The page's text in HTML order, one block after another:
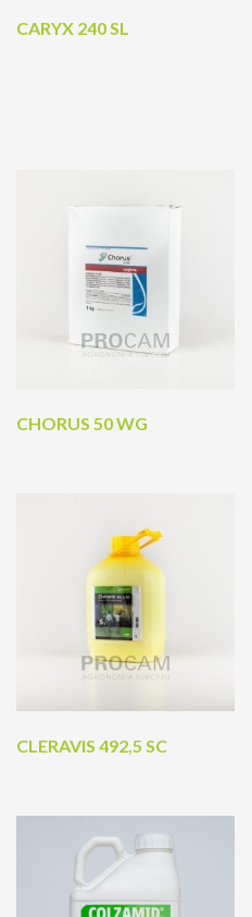
CARYX 240 SL
CHORUS 50 WG
CLERAVIS 492,5 SC